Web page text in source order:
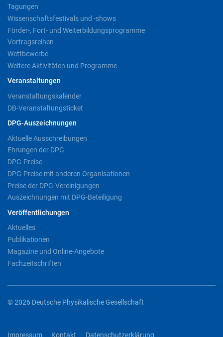
Tagungen
Wissenschaftsfestivals und -shows
Förder-, Fort- und Weiterbildungsprogramme
Vortragsreihen
Wettbewerbe
Weitere Aktivitäten und Programme
Veranstaltungen
Veranstaltungskalender
DB-Veranstaltungsticket
DPG-Auszeichnungen
Aktuelle Ausschreibungen
Ehrungen der DPG
DPG-Preise
DPG-Preise mit anderen Organisationen
Preise der DPG-Vereinigungen
Auszeichnungen mit DPG-Beteiligung
Veröffentlichungen
Aktuelles
Publikationen
Magazine und Online-Angebote
Fachzeitschriften
© 2026 Deutsche Physikalische Gesellschaft
Impressum Kontakt Datenschutzerklärung